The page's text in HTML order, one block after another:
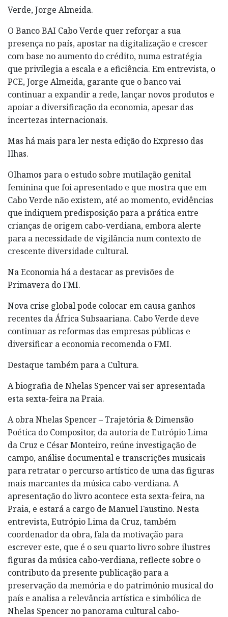
Verde, Jorge Almeida.
O Banco BAI Cabo Verde quer reforçar a sua
presença no país, apostar na digitalização e crescer
com base no aumento do crédito, numa estratégia
que privilegia a escala e a eficiência. Em entrevista, o
PCE, Jorge Almeida, garante que o banco vai
continuar a expandir a rede, lançar novos produtos e
apoiar a diversificação da economia, apesar das
incertezas internacionais.
Mas há mais para ler nesta edição do Expresso das
Ilhas.
Olhamos para o estudo sobre mutilação genital
feminina que foi apresentado e que mostra que em
Cabo Verde não existem, até ao momento, evidências
que indiquem predisposição para a prática entre
crianças de origem cabo-verdiana, embora alerte
para a necessidade de vigilância num contexto de
crescente diversidade cultural.
Na Economia há a destacar as previsões de
Primavera do FMI.
Nova crise global pode colocar em causa ganhos
recentes da África Subsaariana. Cabo Verde deve
continuar as reformas das empresas públicas e
diversificar a economia recomenda o FMI.
Destaque também para a Cultura.
A biografia de Nhelas Spencer vai ser apresentada
esta sexta-feira na Praia.
A obra Nhelas Spencer – Trajetória & Dimensão
Poética do Compositor, da autoria de Eutrópio Lima
da Cruz e César Monteiro, reúne investigação de
campo, análise documental e transcrições musicais
para retratar o percurso artístico de uma das figuras
mais marcantes da música cabo-verdiana. A
apresentação do livro acontece esta sexta-feira, na
Praia, e estará a cargo de Manuel Faustino. Nesta
entrevista, Eutrópio Lima da Cruz, também
coordenador da obra, fala da motivação para
escrever este, que é o seu quarto livro sobre ilustres
figuras da música cabo-verdiana, reflecte sobre o
contributo da presente publicação para a
preservação da memória e do património musical do
país e analisa a relevância artística e simbólica de
Nhelas Spencer no panorama cultural cabo-